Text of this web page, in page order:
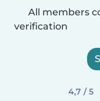
All members
verification
4,7 / 5